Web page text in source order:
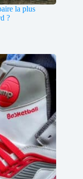
la plus
?